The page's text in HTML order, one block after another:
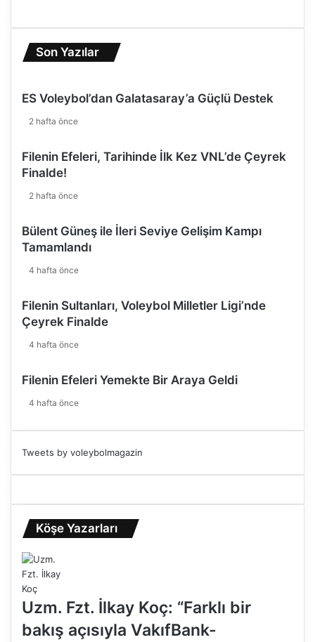
Son Yazılar
ES Voleybol’dan Galatasaray’a Güçlü Destek
2 hafta önce
Filenin Efeleri, Tarihinde İlk Kez VNL’de Çeyrek
Finalde!
2 hafta önce
Bülent Güneş ile İleri Seviye Gelişim Kampı
Tamamlandı
4 hafta önce
Filenin Sultanları, Voleybol Milletler Ligi’nde
Çeyrek Finalde
4 hafta önce
Filenin Efeleri Yemekte Bir Araya Geldi
4 hafta önce
Tweets by voleybolmagazin
Köşe Yazarları
Uzm. Fzt. İlkay Koç: “Farklı bir
bakış açısıyla VakıfBank-